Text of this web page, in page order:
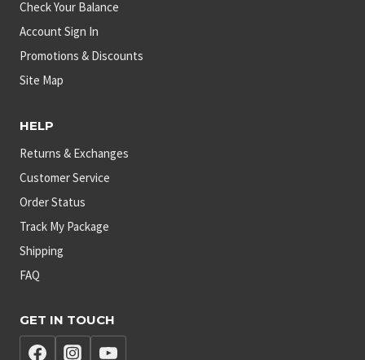
Check Your Balance
Account Sign In
Promotions & Discounts
Site Map
HELP
Returns & Exchanges
Customer Service
Order Status
Track My Package
Shipping
FAQ
GET IN TOUCH